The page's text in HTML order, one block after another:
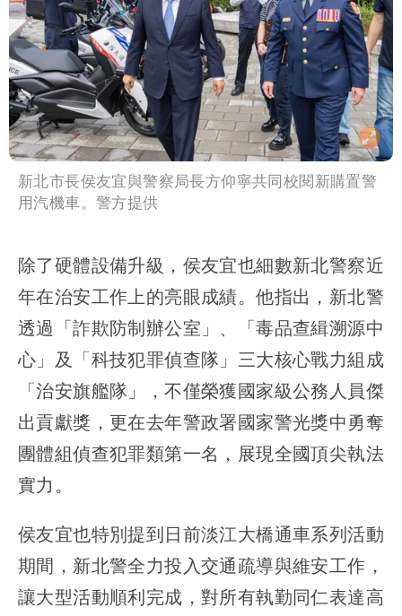
新北市長侯友宜與警察局長方仰寧共同校閱新購置警
用汽機車。警方提供
除了硬體設備升級，侯友宜也細數新北警察近
年在治安工作上的亮眼成績。他指出，新北警
透過「詐欺防制辦公室」、「毒品查緝溯源中
心」及「科技犯罪偵查隊」三大核心戰力組成
「治安旗艦隊」，不僅榮獲國家級公務人員傑
出貢獻獎，更在去年警政署國家警光獎中勇奪
團體組偵查犯罪類第一名，展現全國頂尖執法
實力。
侯友宜也特別提到日前淡江大橋通車系列活動
期間，新北警全力投入交通疏導與維安工作，
讓大型活動順利完成，對所有執勤同仁表達高